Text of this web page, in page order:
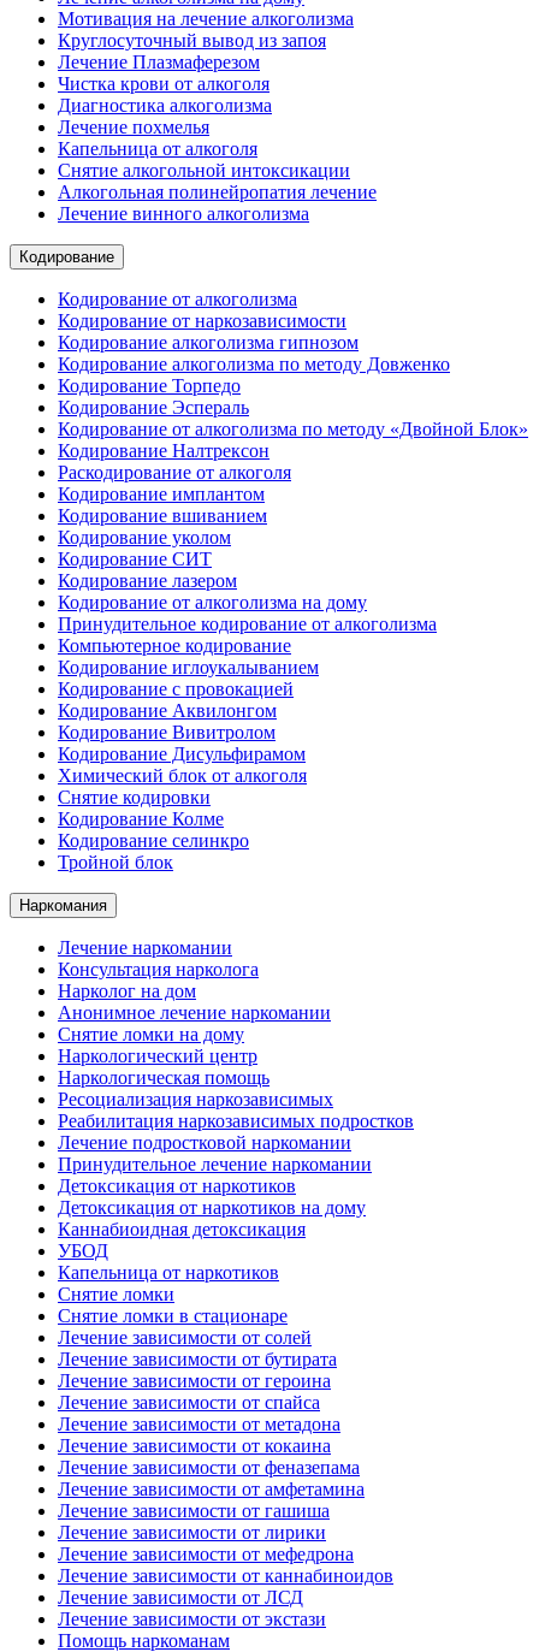
Мотивация на лечение алкоголизма
Круглосуточный вывод из запоя
Лечение Плазмаферезом
Чистка крови от алкоголя
Диагностика алкоголизма
Лечение похмелья
Капельница от алкоголя
Снятие алкогольной интоксикации
Алкогольная полинейропатия лечение
Лечение винного алкоголизма
Кодирование
Кодирование от алкоголизма
Кодирование от наркозависимости
Кодирование алкоголизма гипнозом
Кодирование алкоголизма по методу Довженко
Кодирование Торпедо
Кодирование Эспераль
Кодирование от алкоголизма по методу «Двойной Блок»
Кодирование Налтрексон
Раскодирование от алкоголя
Кодирование имплантом
Кодирование вшиванием
Кодирование уколом
Кодирование СИТ
Кодирование лазером
Кодирование от алкоголизма на дому
Принудительное кодирование от алкоголизма
Компьютерное кодирование
Кодирование иглоукалыванием
Кодирование с провокацией
Кодирование Аквилонгом
Кодирование Вивитролом
Кодирование Дисульфирамом
Химический блок от алкоголя
Снятие кодировки
Кодирование Колме
Кодирование селинкро
Тройной блок
Наркомания
Лечение наркомании
Консультация нарколога
Нарколог на дом
Анонимное лечение наркомании
Снятие ломки на дому
Наркологический центр
Наркологическая помощь
Ресоциализация наркозависимых
Реабилитация наркозависимых подростков
Лечение подростковой наркомании
Принудительное лечение наркомании
Детоксикация от наркотиков
Детоксикация от наркотиков на дому
Каннабиоидная детоксикация
УБОД
Капельница от наркотиков
Снятие ломки
Снятие ломки в стационаре
Лечение зависимости от солей
Лечение зависимости от бутирата
Лечение зависимости от героина
Лечение зависимости от спайса
Лечение зависимости от метадона
Лечение зависимости от кокаина
Лечение зависимости от феназепама
Лечение зависимости от амфетамина
Лечение зависимости от гашиша
Лечение зависимости от лирики
Лечение зависимости от мефедрона
Лечение зависимости от каннабиноидов
Лечение зависимости от ЛСД
Лечение зависимости от экстази
Помощь наркоманам